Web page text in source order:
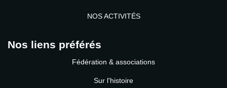
NOS ACTIVITÉS
Nos liens préférés
Fédération & associations
Sur l'histoire